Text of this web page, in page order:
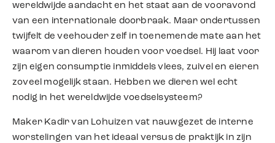
wereldwijde aandacht en het staat aan de vooravond
van een internationale doorbraak. Maar ondertussen
twijfelt de veehouder zelf in toenemende mate aan het
waarom van dieren houden voor voedsel. Hij laat voor
zijn eigen consumptie inmiddels vlees, zuivel en eieren
zoveel mogelijk staan. Hebben we dieren wel echt
nodig in het wereldwijde voedselsysteem?
Maker Kadir van Lohuizen vat nauwgezet de interne
worstelingen van het ideaal versus de praktijk in zijn